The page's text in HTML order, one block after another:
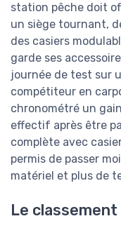
station pêche doit
un siège tournant,
des casiers
garde ses
journée de test sur
compétiteur en
chronométré un
effectif après être
complète avec
permis de passer
matériel et plus de
Le classement